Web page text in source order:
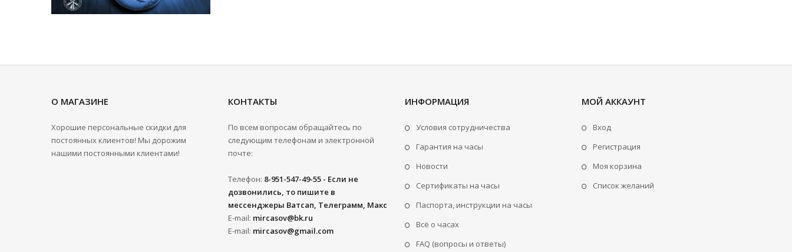
О МАГАЗИНЕ
Хорошие персональные скидки для
постоянных клиентов! Мы дорожим
нашими постоянными клиентами!
КОНТАКТЫ
По всем вопросам обращайтесь по
следующим телефонам и электронной
почте:
Телефон: 8-951-547-49-55 - Если не
дозвонились, то пишите в
мессенджеры Ватсап, Телеграмм, Макс
E-mail: mircasov@bk.ru
E-mail: mircasov@gmail.com
ИНФОРМАЦИЯ
Условия сотрудничества
Гарантия на часы
Новости
Сертификаты на часы
Паспорта, инструкции на часы
Всё о часах
FAQ (вопросы и ответы)
МОЙ АККАУНТ
Вход
Регистрация
Моя корзина
Cписок желаний